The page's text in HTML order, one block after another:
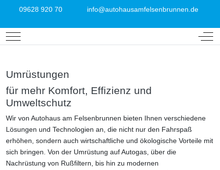
09628 920 70 info@autohausamfelsenbrunnen.de
Mobile Menu Toggle Off-
Umrüstungen
für mehr Komfort, Effizienz und
Umweltschutz
Wir von Autohaus am Felsenbrunnen bieten Ihnen verschiedene
Lösungen und Technologien an, die nicht nur den Fahrspaß
erhöhen, sondern auch wirtschaftliche und ökologische Vorteile mit
sich bringen. Von der Umrüstung auf Autogas, über die
Nachrüstung von Rußfiltern, bis hin zu modernen